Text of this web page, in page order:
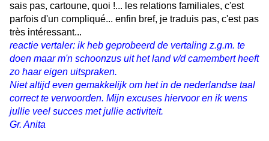
sais pas, cartoune, quoi !... les relations familiales, c'est
parfois d'un compliqué... enfin bref, je traduis pas, c'est pas
très intéressant...
reactie vertaler: ik heb geprobeerd de vertaling z.g.m. te
doen maar m'n schoonzus uit het land v/d camembert heeft
zo haar eigen uitspraken.
Niet altijd even gemakkelijk om het in de nederlandse taal
correct te verwoorden. Mijn excuses hiervoor en ik wens
jullie veel succes met jullie activiteit.
Gr. Anita